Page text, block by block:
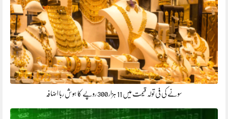
سونے کی فی تولہ قیمت میں 11 ہزار 300 روپے کا ہوش ربا اضافہ